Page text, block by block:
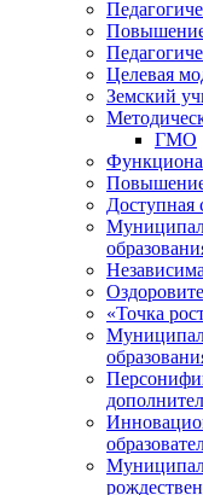
Целевая
Земский
ГМО
Доступная
«Точка